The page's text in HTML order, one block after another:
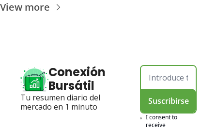
View more
Conexión
Bursátil
Tu resumen diario del
mercado en 1 minuto
Suscribirse
I consent to
receive